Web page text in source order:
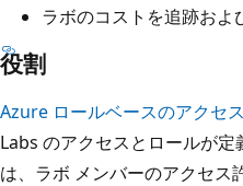
ラボのコストを追跡およ
役割
Azure ロールベースのアクセ
Labs のアクセスとロールが
は、ラボ メンバーのアクセス